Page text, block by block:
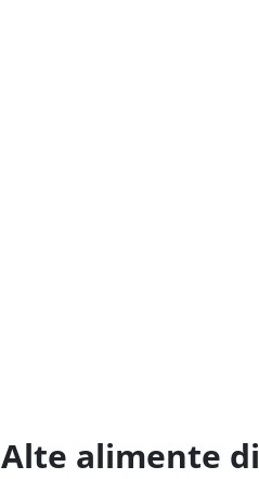
Alte alimente